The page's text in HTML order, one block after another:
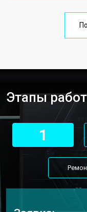
Замена тачпада
Замена клавиатуры
Замена матрицы
Замена Wi-Fi ноутбука
Замена USB порта
Замена звуковой карты
Thunderobot
Этапы работ
1